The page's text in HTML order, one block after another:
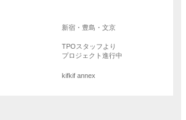
新宿・豊島・文京
TPOスタッフより
プロジェクト進行中
kifkif annex